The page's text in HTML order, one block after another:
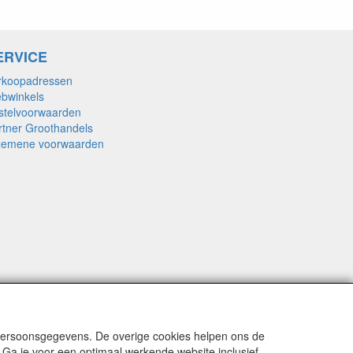
Groothandels
voorwaarden
De overige cookies helpen ons de